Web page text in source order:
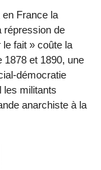
France la
répression de
le fait » coûte la
1878 et 1890, une
démocratie
les militants
anarchiste à la